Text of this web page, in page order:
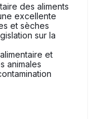
des aliments
excellente
et sèches
sur la
et
animales